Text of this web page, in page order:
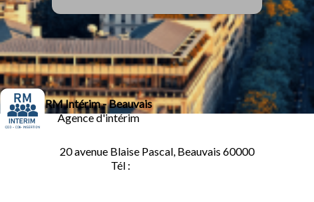
RM Intérim - Beauvais
Agence d'intérim
20 avenue Blaise Pascal, Beauvais 60000
Tél :